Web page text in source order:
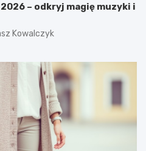
– odkryj magię muzyki i
Kowalczyk